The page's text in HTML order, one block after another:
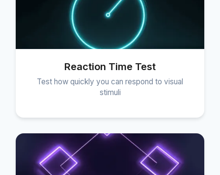
Reaction Time Test
Test how quickly you can respond to visual
stimuli